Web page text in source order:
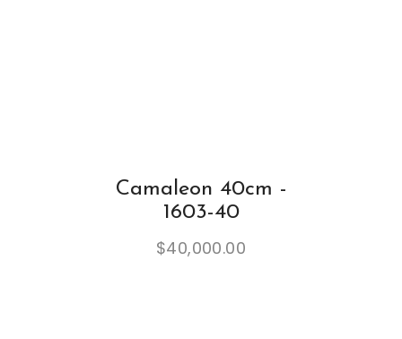
Camaleon 40cm -
1603-40
$40,000.00